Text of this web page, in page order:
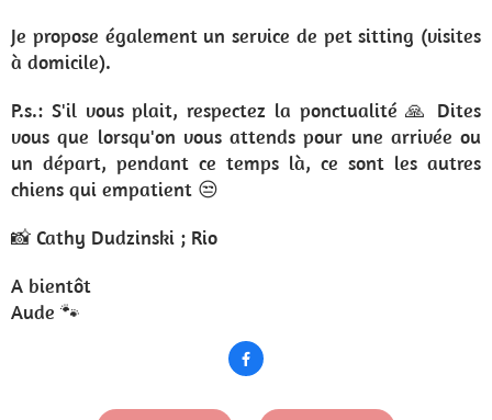
Je propose également un service de pet sitting (visites
à domicile).
P.s.: S'il vous plait, respectez la ponctualité 🙏 Dites
vous que lorsqu'on vous attends pour une arrivée ou
un départ, pendant ce temps là, ce sont les autres
chiens qui empatient 😒
📸 Cathy Dudzinski ; Rio
A bientôt
Aude 🐾
